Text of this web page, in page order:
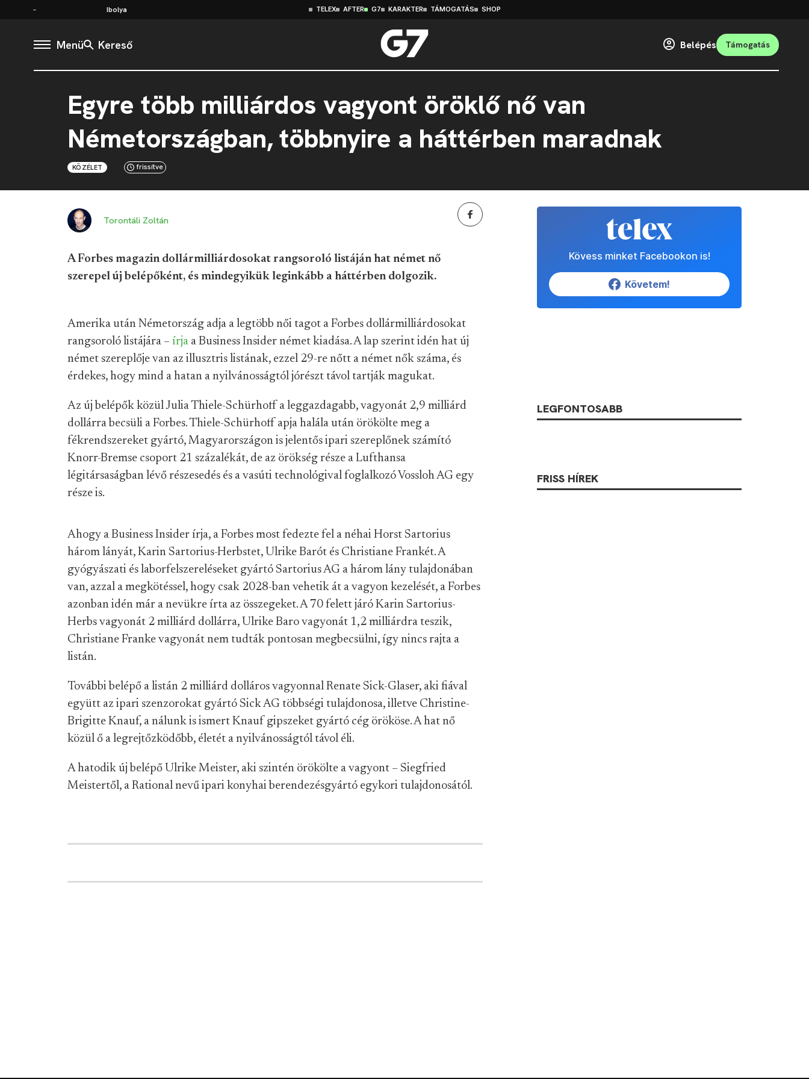
Ibolya TELEX AFTER G7 KARAKTER TÁMOGATÁS SHOP
Menü Kereső Belépés Támogatás
Egyre több milliárdos vagyont öröklő nő van
Németországban, többnyire a háttérben maradnak
KÖZÉLET frissítve
Torontáli Zoltán
A Forbes magazin dollármilliárdosokat rangsoroló listáján hat német nő
szerepel új belépőként, és mindegyikük leginkább a háttérben dolgozik.
Amerika után Németország adja a legtöbb női tagot a Forbes dollármilliárdosokat
rangsoroló listájára – írja a Business Insider német kiadása. A lap szerint idén hat új
német szereplője van az illusztris listának, ezzel 29-re nőtt a német nők száma, és
érdekes, hogy mind a hatan a nyilvánosságtól jórészt távol tartják magukat.
Az új belépők közül Julia Thiele-Schürhoff a leggazdagabb, vagyonát 2,9 milliárd
dollárra becsüli a Forbes. Thiele-Schürhoff apja halála után örökölte meg a
fékrendszereket gyártó, Magyarországon is jelentős ipari szereplőnek számító
Knorr-Bremse csoport 21 százalékát, de az örökség része a Lufthansa
légitársaságban lévő részesedés és a vasúti technológival foglalkozó Vossloh AG egy
része is.
Ahogy a Business Insider írja, a Forbes most fedezte fel a néhai Horst Sartorius
három lányát, Karin Sartorius-Herbstet, Ulrike Barót és Christiane Frankét. A
gyógyászati és laborfelszereléseket gyártó Sartorius AG a három lány tulajdonában
van, azzal a megkötéssel, hogy csak 2028-ban vehetik át a vagyon kezelését, a Forbes
azonban idén már a nevükre írta az összegeket. A 70 felett járó Karin Sartorius-
Herbs vagyonát 2 milliárd dollárra, Ulrike Baro vagyonát 1,2 milliárdra teszik,
Christiane Franke vagyonát nem tudták pontosan megbecsülni, így nincs rajta a
listán.
További belépő a listán 2 milliárd dolláros vagyonnal Renate Sick-Glaser, aki fiával
együtt az ipari szenzorokat gyártó Sick AG többségi tulajdonosa, illetve Christine-
Brigitte Knauf, a nálunk is ismert Knauf gipszeket gyártó cég örököse. A hat nő
közül ő a legrejtőzködőbb, életét a nyilvánosságtól távol éli.
A hatodik új belépő Ulrike Meister, aki szintén örökölte a vagyont – Siegfried
Meistertől, a Rational nevű ipari konyhai berendezésgyártó egykori tulajdonosától.
Kövess minket Facebookon is!
Követem!
LEGFONTOSABB
FRISS HÍREK